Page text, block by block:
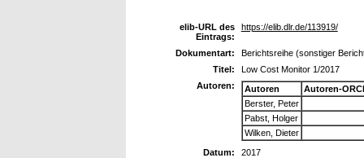
elib-URL des
Eintrags:
https://elib.dlr.de/113919/
Dokumentart:
Berichtsreihe (sonstiger
Titel:
Low Cost Monitor 1/2017
Autoren:
Autoren
Autoren-
Berster, Peter
Pabst, Holger
Wilken, Dieter
Datum:
2017